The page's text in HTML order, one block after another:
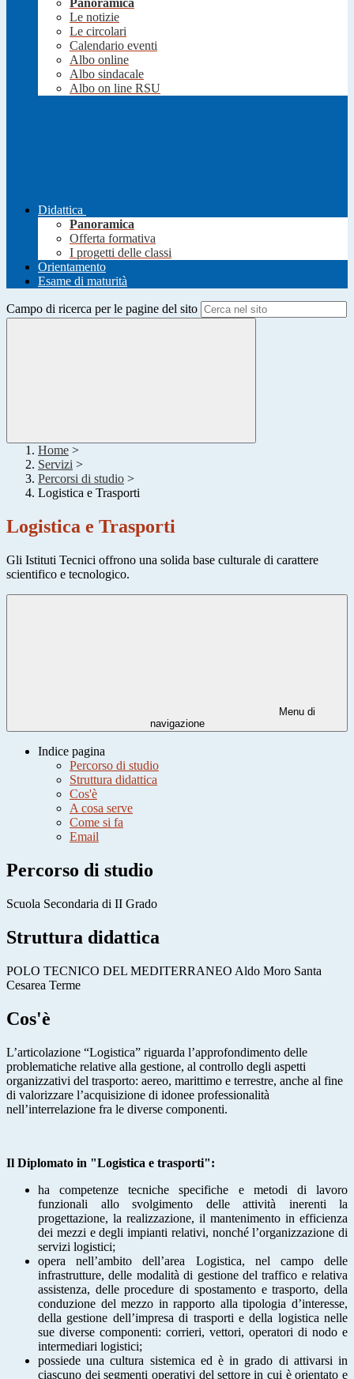
Panoramica
Le notizie
Le circolari
Calendario eventi
Albo online
Albo sindacale
Albo on line RSU
Didattica
Panoramica
Offerta formativa
I progetti delle classi
Orientamento
Esame di maturità
Campo di ricerca per le pagine del sito
Home >
Servizi >
Percorsi di studio >
Logistica e Trasporti
Logistica e Trasporti
Gli Istituti Tecnici offrono una solida base culturale di carattere
scientifico e tecnologico.
Menu di
navigazione
Indice pagina
Percorso di studio
Struttura didattica
Cos'è
A cosa serve
Come si fa
Email
Percorso di studio
Scuola Secondaria di II Grado
Struttura didattica
POLO TECNICO DEL MEDITERRANEO Aldo Moro Santa
Cesarea Terme
Cos'è
L’articolazione “Logistica” riguarda l’approfondimento delle
problematiche relative alla gestione, al controllo degli aspetti
organizzativi del trasporto: aereo, marittimo e terrestre, anche al fine
di valorizzare l’acquisizione di idonee professionalità
nell’interrelazione fra le diverse componenti.
Il Diplomato in "Logistica e trasporti":
ha competenze tecniche specifiche e metodi di lavoro
funzionali allo svolgimento delle attività inerenti la
progettazione, la realizzazione, il mantenimento in efficienza
dei mezzi e degli impianti relativi, nonché l’organizzazione di
servizi logistici;
opera nell’ambito dell’area Logistica, nel campo delle
infrastrutture, delle modalità di gestione del traffico e relativa
assistenza, delle procedure di spostamento e trasporto, della
conduzione del mezzo in rapporto alla tipologia d’interesse,
della gestione dell’impresa di trasporti e della logistica nelle
sue diverse componenti: corrieri, vettori, operatori di nodo e
intermediari logistici;
possiede una cultura sistemica ed è in grado di attivarsi in
ciascuno dei segmenti operativi del settore in cui è orientato e